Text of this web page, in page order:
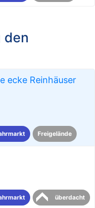
den
ecke Reinhäuser
Freigelände
überdacht